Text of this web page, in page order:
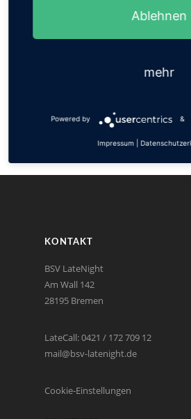
Habenhauser FV
KONTAKT
BSV LateNight
Am Wall 142
28195 Bremen
LateCall: 0421 / 172 709 12
mail@bsv-latenight.de
Cookie-Einstellungen
Ablehnen
mehr
Powered by &
Impressum